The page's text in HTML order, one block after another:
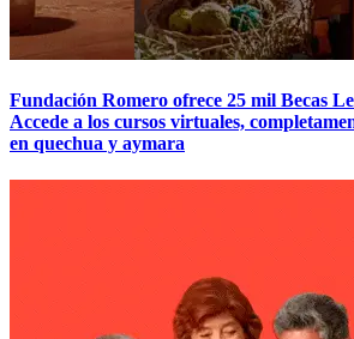
Fundación Romero ofrece 25 mil Becas
Accede a los cursos virtuales,
en quechua y aymara